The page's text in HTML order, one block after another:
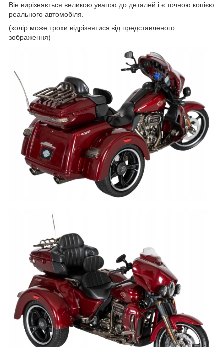
Він вирізняється великою увагою до деталей і є точною копією
реального автомобіля.
(колір може трохи відрізнятися від представленого
зображення)